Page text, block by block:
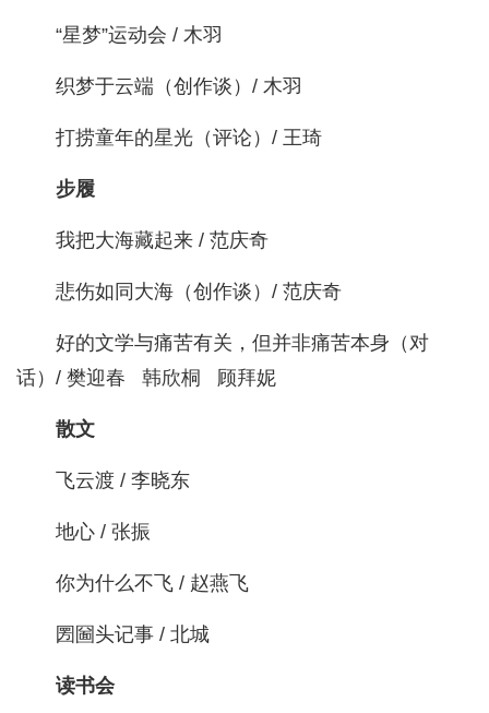
“星梦”运动会 / 木羽
织梦于云端（创作谈）/ 木羽
打捞童年的星光（评论）/ 王琦
步履
我把大海藏起来 / 范庆奇
悲伤如同大海（创作谈）/ 范庆奇
好的文学与痛苦有关，但并非痛苦本身（对
话）/ 樊迎春 韩欣桐 顾拜妮
散文
飞云渡 / 李晓东
地心 / 张振
你为什么不飞 / 赵燕飞
圐圙头记事 / 北城
读书会